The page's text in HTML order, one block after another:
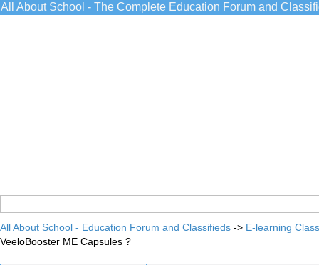
All About School - The Complete Education Forum and
All About School - Education Forum and Classifieds -> E-learning
VeeloBooster ME Capsules ?